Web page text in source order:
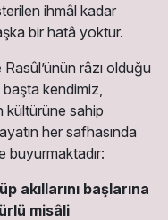
ihmâl kadar
bir hatâ yoktur.
râzı olduğu
kendimiz,
kültürüne sahip
her safhasında
buyurmaktadır:
akıllarını başlarına
misâli